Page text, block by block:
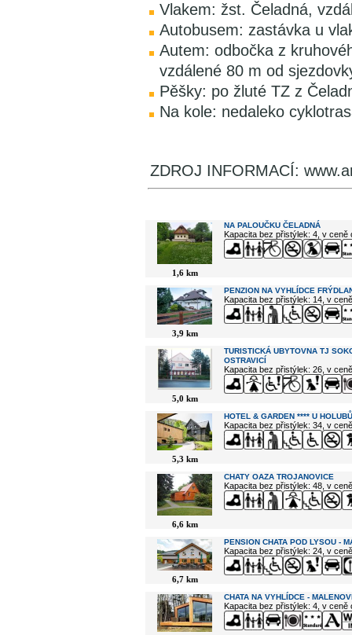
Vlakem: žst. Čeladná,
Autobusem: zastávka u
Autem: odbočka z
vzdálené 80 m od
Pěšky: po žluté TZ z
Na kole: nedaleko
ZDROJ INFORMACÍ:
1,6 km
NA PALOUČKU ČELADNÁ
Kapacita bez přistýlek: 4, v ceně
3,9 km
PENZION NA VYHLÍDCE
Kapacita bez přistýlek: 14, v
5,0 km
TURISTICKÁ UBYTOVNA TJ
OSTRAVICÍ
Kapacita bez přistýlek: 26, v
5,3 km
HOTEL & GARDEN **** U
Kapacita bez přistýlek: 34, v
6,6 km
CHATY OAZA TROJANOVICE
Kapacita bez přistýlek: 48, v
6,7 km
PENSION CHATA POD LYSOU -
Kapacita bez přistýlek: 24, v
CHATA NA VYHLÍDCE -
Kapacita bez přistýlek: 4, v ceně